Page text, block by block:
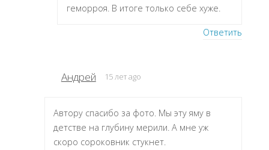
геморроя. В итоге только себе хуже.
Ответить
Андрей 15 лет ago
Автору спасибо за фото. Мы эту яму в
детстве на глубину мерили. А мне уж
скоро сороковник стукнет.